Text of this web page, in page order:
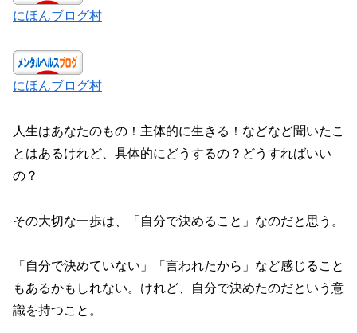
にほんブログ村
にほんブログ村
人生はあなたのもの！主体的に生きる！などなど聞いたこ
とはあるけれど、具体的にどうするの？どうすればいい
の？
その大切な一歩は、「自分で決めること」なのだと思う。
「自分で決めていない」「言われたから」など感じること
もあるかもしれない。けれど、自分で決めたのだという意
識を持つこと。